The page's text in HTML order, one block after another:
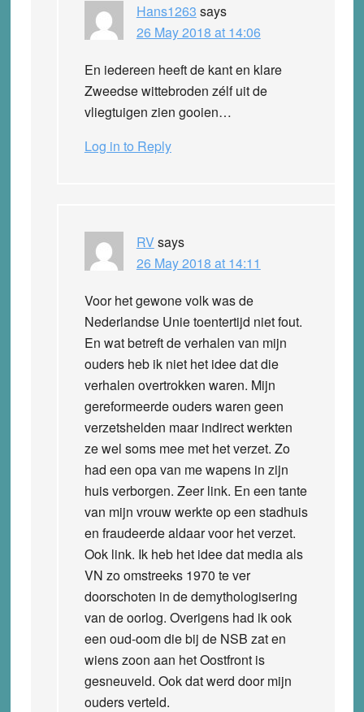
Hans1263 says
26 May 2018 at 14:06
En iedereen heeft de kant en klare
Zweedse wittebroden zélf uit de
vliegtuigen zien gooien…
Log in to Reply
RV says
26 May 2018 at 14:11
Voor het gewone volk was de
Nederlandse Unie toentertijd niet fout.
En wat betreft de verhalen van mijn
ouders heb ik niet het idee dat die
verhalen overtrokken waren. Mijn
gereformeerde ouders waren geen
verzetshelden maar indirect werkten
ze wel soms mee met het verzet. Zo
had een opa van me wapens in zijn
huis verborgen. Zeer link. En een tante
van mijn vrouw werkte op een stadhuis
en fraudeerde aldaar voor het verzet.
Ook link. Ik heb het idee dat media als
VN zo omstreeks 1970 te ver
doorschoten in de demythologisering
van de oorlog. Overigens had ik ook
een oud-oom die bij de NSB zat en
wiens zoon aan het Oostfront is
gesneuveld. Ook dat werd door mijn
ouders verteld.